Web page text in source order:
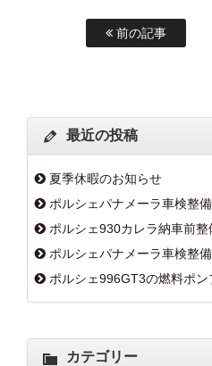
前の記事
最近の投稿
夏季休暇のお知らせ
ポルシェパナメーラ車検整
ポルシェ930カレラ納車前整
ポルシェパナメーラ車検整
ポルシェ996GT3の燃料ポン
カテゴリー